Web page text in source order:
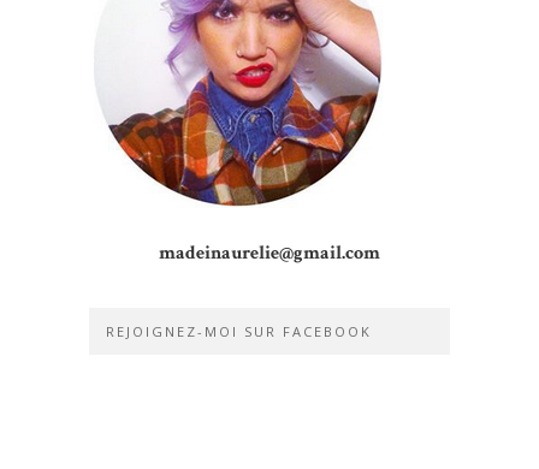
madeinaurelie@gmail.com
REJOIGNEZ-MOI SUR FACEBOOK